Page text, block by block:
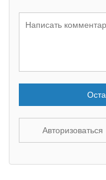
Авторизоваться